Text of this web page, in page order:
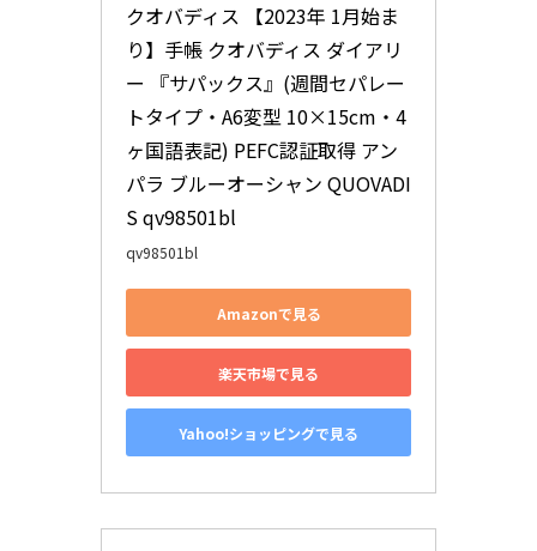
クオバディス 【2023年 1月始ま
り】手帳 クオバディス ダイアリ
ー 『サパックス』(週間セパレー
トタイプ・A6変型 10×15cm・4
ヶ国語表記) PEFC認証取得 アン
パラ ブルーオーシャン QUOVADI
S qv98501bl
qv98501bl
Amazonで見る
楽天市場で見る
Yahoo!ショッピングで見る